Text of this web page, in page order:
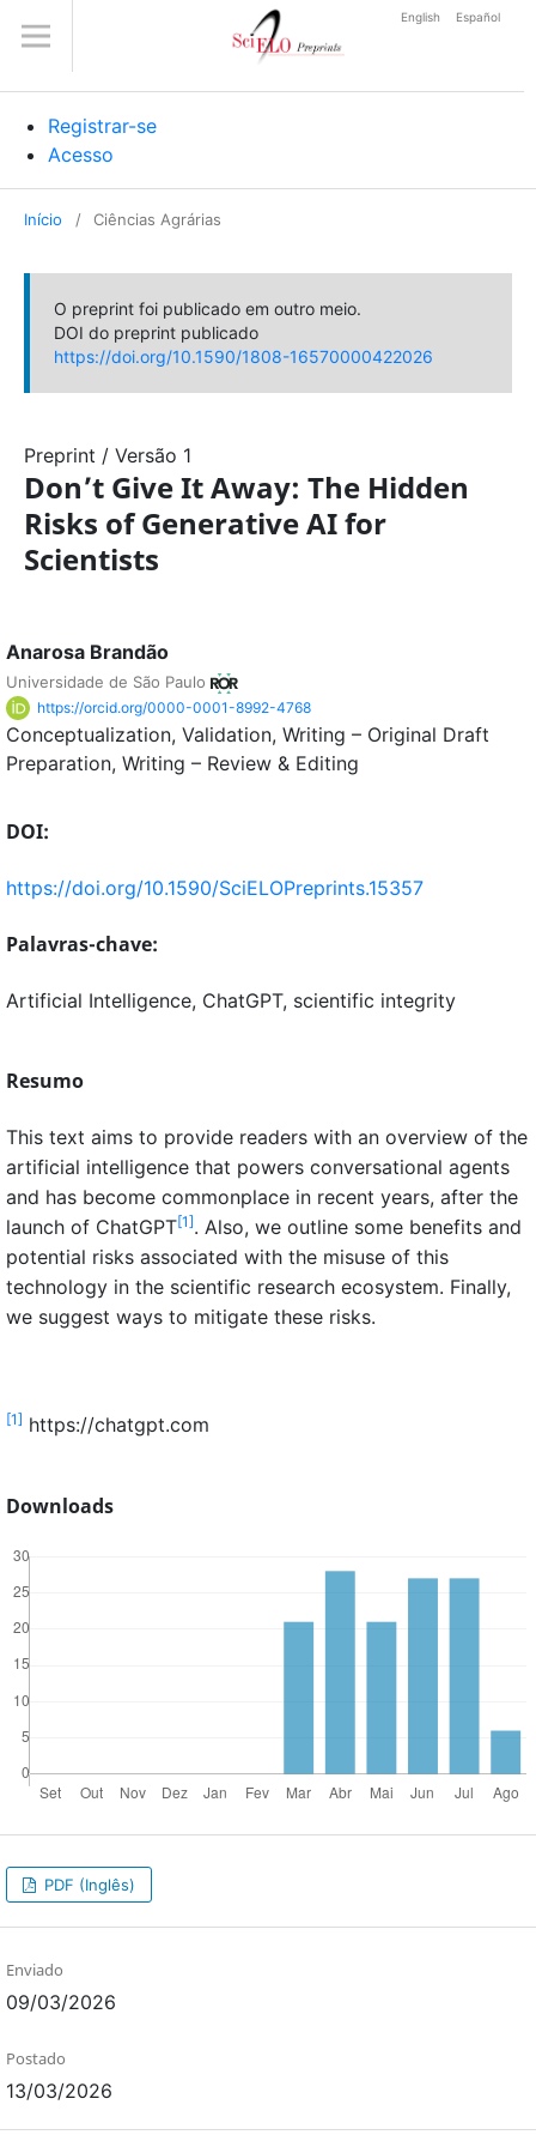
Registrar-se
Acesso
English Español
Início / Ciências Agrárias
O preprint foi publicado em outro meio.
DOI do preprint publicado
https://doi.org/10.1590/1808-16570000422026
Preprint / Versão 1
Don’t Give It Away: The Hidden
Risks of Generative AI for
Scientists
Anarosa Brandão
Universidade de São Paulo
https://orcid.org/0000-0001-8992-4768
Conceptualization Validation Writing – Original Draft
Preparation Writing – Review & Editing
DOI:
https://doi.org/10.1590/SciELOPreprints.15357
Palavras-chave:
Artificial Intelligence, ChatGPT, scientific integrity
Resumo
This text aims to provide readers with an overview of the
artificial intelligence that powers conversational agents
and has become commonplace in recent years, after the
launch of ChatGPT[1]. Also, we outline some benefits and
potential risks associated with the misuse of this
technology in the scientific research ecosystem. Finally,
we suggest ways to mitigate these risks.
[1] https://chatgpt.com
Downloads
PDF (Inglês)
Enviado
09/03/2026
Postado
13/03/2026